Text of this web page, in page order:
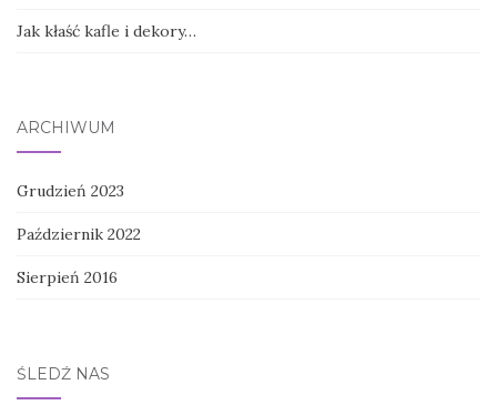
Jak kłaść kafle i dekory…
ARCHIWUM
Grudzień 2023
Październik 2022
Sierpień 2016
ŚLEDŹ NAS